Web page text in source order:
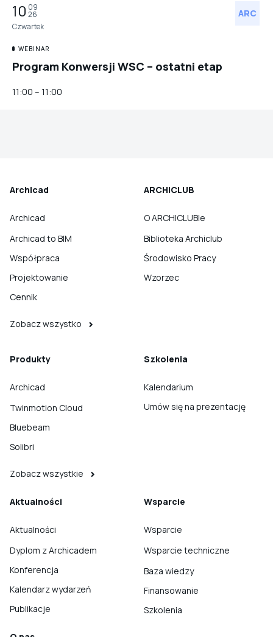
10 09
26
Czwartek
ARC
WEBINAR
Program Konwersji WSC – ostatni etap
11:00 – 11:00
Archicad
Archicad
Archicad to BIM
Współpraca
Projektowanie
Cennik
Zobacz wszystko
ARCHICLUB
O ARCHICLUBIe
Biblioteka Archiclub
Środowisko Pracy
Wzorzec
Produkty
Archicad
Twinmotion Cloud
Bluebeam
Solibri
Zobacz wszystkie
Szkolenia
Kalendarium
Umów się na prezentację
Aktualności
Aktualności
Dyplom z Archicadem
Konferencja
Kalendarz wydarzeń
Publikacje
Wsparcie
Wsparcie
Wsparcie techniczne
Baza wiedzy
Finansowanie
Szkolenia